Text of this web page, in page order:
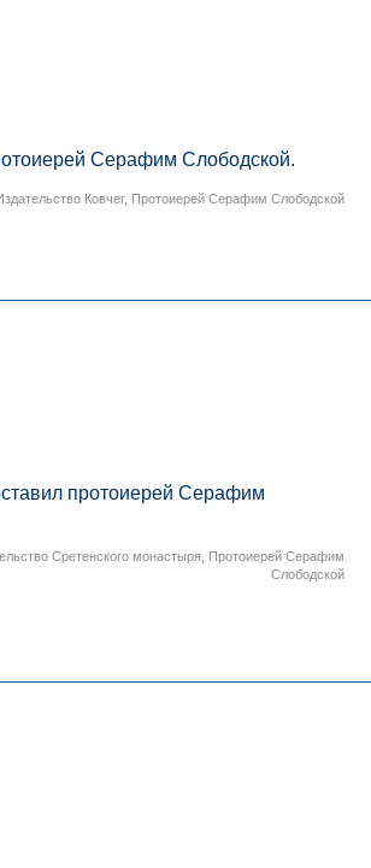
Серафим Слободской.
Ковчег, Протоиерей Серафим Слободской
протоиерей Серафим
Сретенского монастыря
Протоиерей Серафим
Слободской